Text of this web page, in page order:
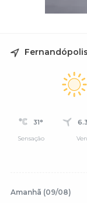
31°
Sensação
Amanhã (09/08)